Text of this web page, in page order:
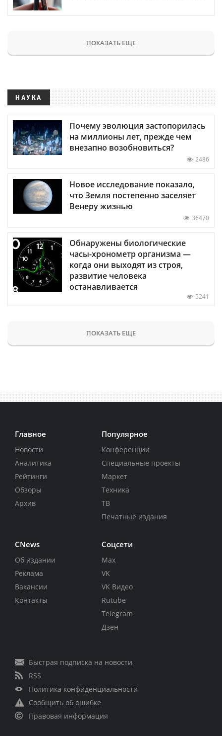
ПОКАЗАТЬ ЕЩЕ
НАУКА
Почему эволюция застопорилась
на миллионы лет, прежде чем
внезапно возобновиться?
2486
Новое исследование показало,
что Земля постепенно заселяет
Венеру жизнью
36470
Обнаружены биологические
часы-хронометр организма —
когда они выходят из строя,
развитие человека
останавливается
5241
ПОКАЗАТЬ ЕЩЕ
Главное
Новости
Аналитика
Рейтинги
Обзоры
Архив
Популярное
Конференции
Специальные проекты
Маркет
Техника
ТВ
Печатные издания
CNews
Об издании
Реклама
Вакансии
Контакты
Соцсети
Max
VK
VK Видео
Rutube
Telegram
Дзен
Быстрая подписка на новости
RSS
Политика конфиденциальности
Сообщить об ошибке
Правовая информация